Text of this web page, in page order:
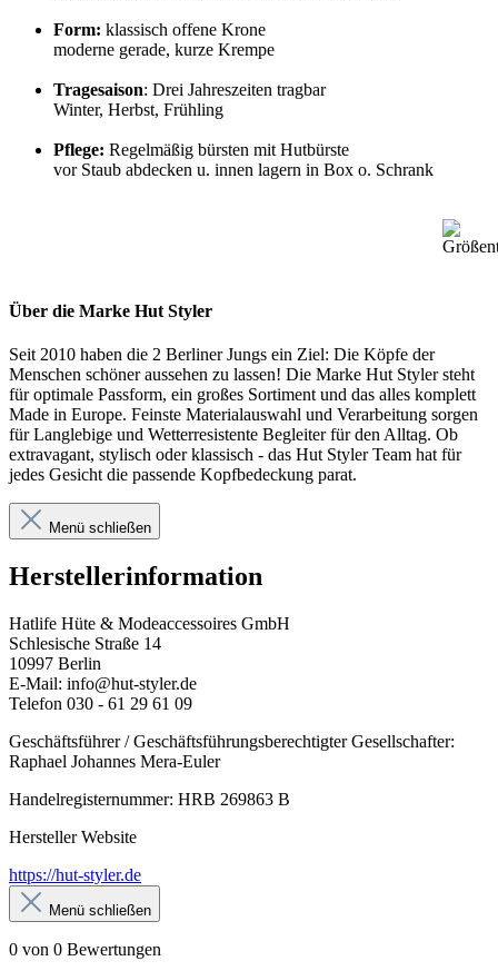
Form: klassisch offene Krone
moderne gerade, kurze Krempe
Tragesaison: Drei Jahreszeiten tragbar
Winter, Herbst, Frühling
Pflege: Regelmäßig bürsten mit Hutbürste
vor Staub abdecken u. innen lagern in Box o. Schrank
Über die Marke Hut Styler
Seit 2010 haben die 2 Berliner Jungs ein Ziel: Die Köpfe der
Menschen schöner aussehen zu lassen! Die Marke Hut Styler steht
für optimale Passform, ein großes Sortiment und das alles komplett
Made in Europe. Feinste Materialauswahl und Verarbeitung sorgen
für Langlebige und Wetterresistente Begleiter für den Alltag. Ob
extravagant, stylisch oder klassisch - das Hut Styler Team hat für
jedes Gesicht die passende Kopfbedeckung parat.
Menü schließen
Herstellerinformation
Hatlife Hüte & Modeaccessoires GmbH
Schlesische Straße 14
10997 Berlin
E-Mail: info@hut-styler.de
Telefon 030 - 61 29 61 09
Geschäftsführer / Geschäftsführungsberechtigter Gesellschafter:
Raphael Johannes Mera-Euler
Handelregisternummer: HRB 269863 B
Hersteller Website
https://hut-styler.de
Menü schließen
0 von 0 Bewertungen